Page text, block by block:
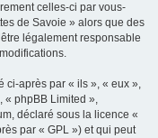
celles-ci par vous-
de Savoie » alors que des
légalement responsable
ci-après par « ils », « eux »,
« phpBB Limited »,
déclaré sous la licence «
par « GPL ») et qui peut